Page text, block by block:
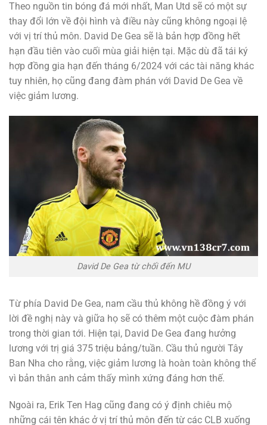
Theo nguồn tin bóng đá mới nhất, Man Utd sẽ có một sự
thay đổi lớn về đội hình và điều này cũng không ngoại lệ
với vị trí thủ môn. David De Gea sẽ là bản hợp đồng hết
hạn đầu tiên vào cuối mùa giải hiện tại. Mặc dù đã tái ký
hợp đồng gia hạn đến tháng 6/2024 với các tài năng khác
tuy nhiên, họ cũng đang đàm phán với David De Gea về
việc giảm lương.
David De Gea từ chối đến MU
Từ phía David De Gea, nam cầu thủ không hề đồng ý với
lời đề nghị này và giữa họ sẽ có thêm một cuộc đàm phán
trong thời gian tới. Hiện tại, David De Gea đang hưởng
lương với trị giá 375 triệu bảng/tuần. Cầu thủ người Tây
Ban Nha cho rằng, việc giảm lương là hoàn toàn không thể
vì bản thân anh cảm thấy mình xứng đáng hơn thế.
Ngoài ra, Erik Ten Hag cũng đang có ý định chiêu mộ
những cái tên khác ở vị trí thủ môn đến từ các CLB xuống